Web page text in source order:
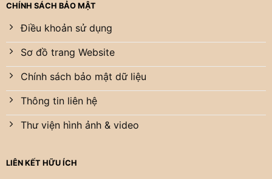
CHÍNH SÁCH BẢO MẬT
Điều khoản sử dụng
Sơ đồ trang Website
Chính sách bảo mật dữ liệu
Thông tin liên hệ
Thư viện hình ảnh & video
LIÊN KẾT HỮU ÍCH